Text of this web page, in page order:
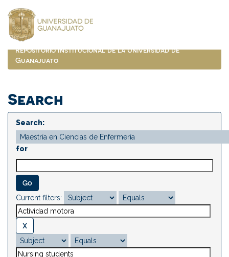
navigation
Repositorio Institucional de la Universidad de
Guanajuato
Search
Search:
for
Current filters: